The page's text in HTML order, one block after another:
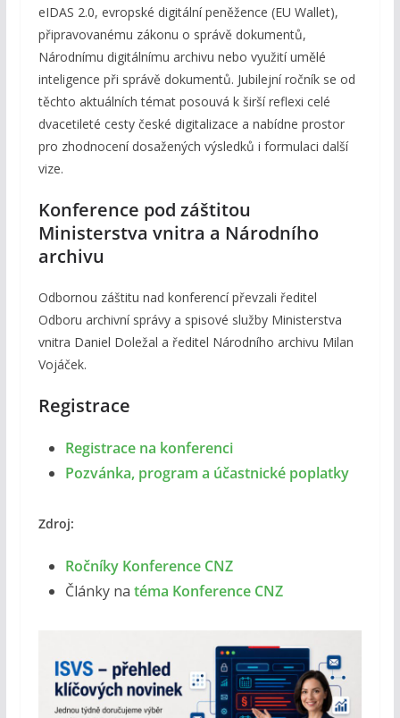
eIDAS 2.0, evropské digitální peněžence (EU Wallet),
připravovanému zákonu o správě dokumentů,
Národnímu digitálnímu archivu nebo využití umělé
inteligence při správě dokumentů. Jubilejní ročník se od
těchto aktuálních témat posouvá k širší reflexi celé
dvacetileté cesty české digitalizace a nabídne prostor
pro zhodnocení dosažených výsledků i formulaci další
vize.
Konference pod záštitou
Ministerstva vnitra a Národního
archivu
Odbornou záštitu nad konferencí převzali ředitel
Odboru archivní správy a spisové služby Ministerstva
vnitra Daniel Doležal a ředitel Národního archivu Milan
Vojáček.
Registrace
Registrace na konferenci
Pozvánka, program a účastnické poplatky
Zdroj:
Ročníky Konference CNZ
Články na téma Konference CNZ